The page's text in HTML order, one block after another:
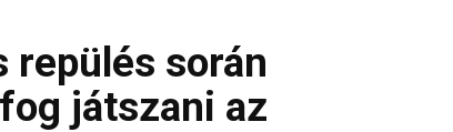
repülés során
játszani az